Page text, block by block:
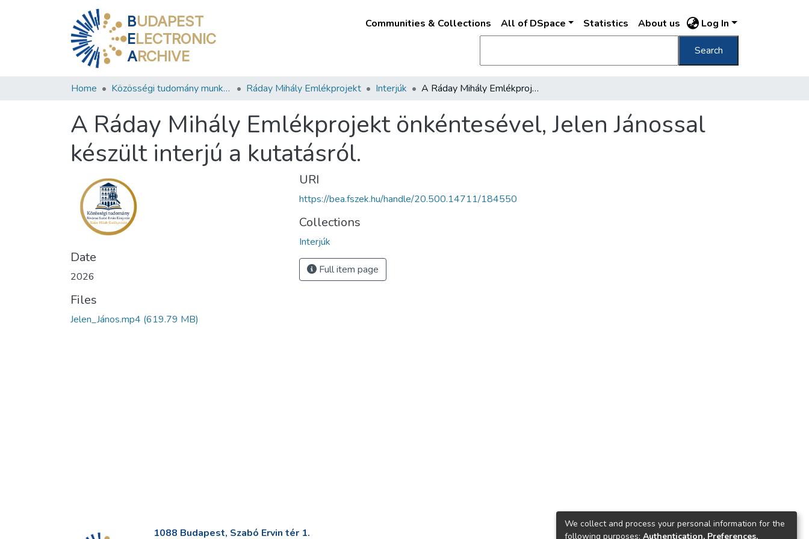
BUDAPEST
ELECTRONIC
ARCHIVE
Communities & Collections All of DSpace Statistics About us Log In
Search
Home Közösségi tudomány munkacsoport Ráday Mihály Emlékprojekt Interjúk A Ráday Mihály Emlékprojekt önkéntesével, Jelen Jánossal készült interjú a kutatásról.
A Ráday Mihály Emlékprojekt önkéntesével, Jelen Jánossal
készült interjú a kutatásról.
Date
2026
Files
Jelen_János.mp4 (619.79 MB)
URI
https://bea.fszek.hu/handle/20.500.14711/184550
Collections
Interjúk
Full item page
1088 Budapest, Szabó Ervin tér 1.
We collect and process your personal information for the
following purposes: Authentication, Preferences,